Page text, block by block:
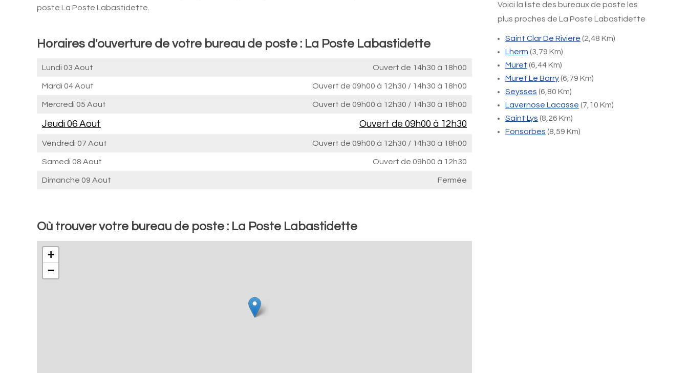
poste La Poste Labastidette.
Horaires d'ouverture de votre bureau de poste : La Poste Labastidette
Lundi 03 Aout Ouvert de 14h30 à 18h00
Mardi 04 Aout Ouvert de 09h00 à 12h30 / 14h30 à 18h00
Mercredi 05 Aout Ouvert de 09h00 à 12h30 / 14h30 à 18h00
Jeudi 06 Aout Ouvert de 09h00 à 12h30
Vendredi 07 Aout Ouvert de 09h00 à 12h30 / 14h30 à 18h00
Samedi 08 Aout Ouvert de 09h00 à 12h30
Dimanche 09 Aout Fermée
Où trouver votre bureau de poste : La Poste Labastidette
+
−
Voici la liste des bureaux de poste les
plus proches de La Poste Labastidette
Saint Clar De Riviere (2,48 Km)
Lherm (3,79 Km)
Muret (6,44 Km)
Muret Le Barry(6,79 Km)
Seysses (6,80 Km)
Lavernose Lacasse (7,10 Km)
Saint Lys (8,26 Km)
Fonsorbes (8,59 Km)